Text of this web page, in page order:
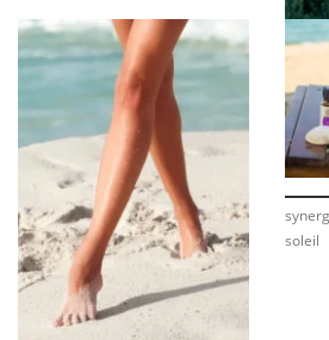
soleil